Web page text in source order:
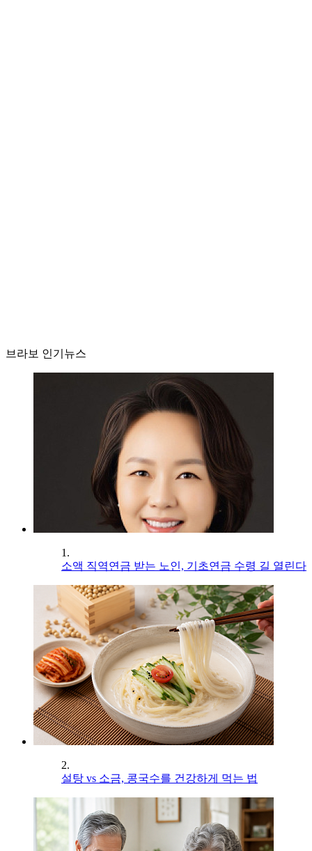
브라보 인기뉴스
1.
소액 직역연금 받는 노인, 기초연금 수령 길 열린다
2.
설탕 vs 소금, 콩국수를 건강하게 먹는 법